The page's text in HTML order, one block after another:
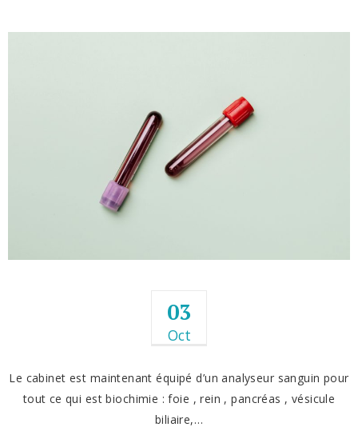
03
Oct
Le cabinet est maintenant équipé d’un analyseur sanguin pour
tout ce qui est biochimie : foie , rein , pancréas , vésicule
biliaire,…